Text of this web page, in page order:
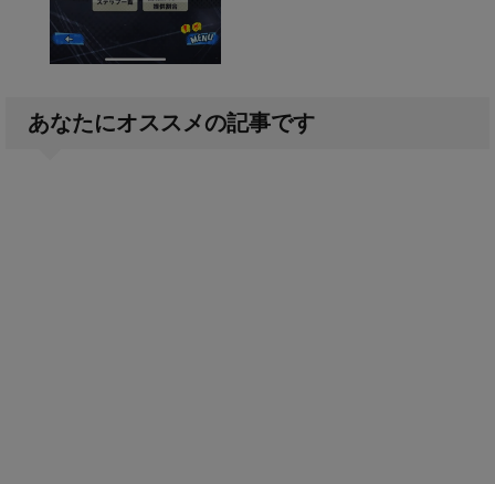
あなたにオススメの記事です